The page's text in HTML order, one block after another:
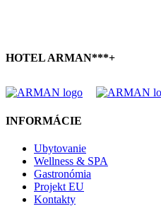
HOTEL ARMAN***+
INFORMÁCIE
Ubytovanie
Wellness & SPA
Gastronómia
Projekt EU
Kontakty